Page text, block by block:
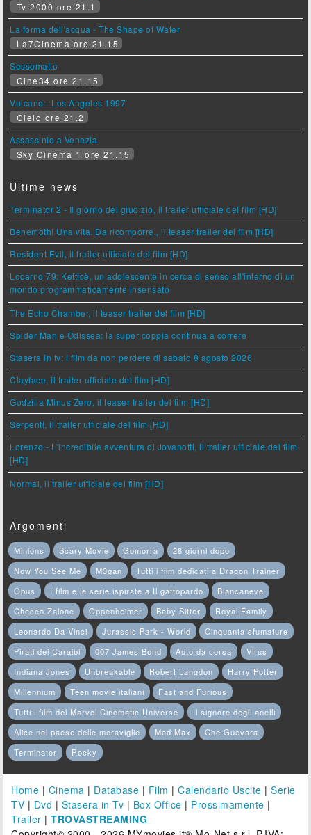
Tv 2000 ore 21.1
La forma dell'acqua - The Shape of Water
La7Cinema ore 21.15
Sessomatto
Cine34 ore 21.15
Vulcano - Los Angeles 1997
Cielo ore 21.2
Assassinio a Venezia
Sky Cinema 1 ore 21.15
Ultime news
Terminator 2 - Il giorno del giudizio, il trailer ufficiale del film [HD]
Behemoth! Una vita. Da ricomporre., il teaser trailer del film [HD]
Resident Evil, il trailer ufficiale del film [HD]
Locarno 79: Ketticè, un adolescente in cerca di senso all'interno di un
mondo programmaticamente insensato
The Echo Chamber, il teaser trailer del film [HD]
Spider Man e Odissea: la super coppia continua a correre
Stasera in tv: i film da non perdere di sabato 8 agosto 2026
Clayface, il trailer ufficiale del film [HD]
Godzilla Minus Zero, il teaser trailer del film [HD]
Serpenti, il trailer ufficiale del film [HD]
Lorenzo - L'incredibile avventura di Jovanotti, il trailer ufficiale del film
[HD]
Normal, il trailer ufficiale del film [HD]
Argomenti
Minions Scary Movie Gomorra
28 giorni dopo
Now You See Me
M3gan
Tutti i film dedicati a Dragon Trainer
Opus
I film e le serie ispirate a Il gattopardo
Biancaneve
Checco Zalone
Oppenheimer Baby Sitter
Royal Family
Leonardo Da Vinci
Jurassic Park - World
Cinquanta sfumature
Pirati dei Caraibi
007 James Bond Auto da corsa
Virus
Indiana Jones
Unbreakable Robert Langdon
Harry Potter
Millennium
Teen movie italiani
Fast and Furious
Tutti i film del Marvel Cinematic Universe
Il signore degli anelli
Alice nel paese delle meraviglie
Mad Max
Che Guevara
Terminator
Rocky
Home | Cinema | Database | Film |Calendario Uscite |Serie
TV | Dvd | Stasera in Tv | Box Office | Prossimamente |
Trailer |TROVASTREAMING